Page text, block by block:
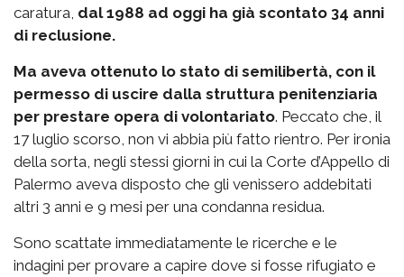
caratura, dal 1988 ad oggi ha già scontato 34 anni
di reclusione.
Ma aveva ottenuto lo stato di semilibertà, con il
permesso di uscire dalla struttura penitenziaria
per prestare opera di volontariato. Peccato che, il
17 luglio scorso, non vi abbia più fatto rientro. Per ironia
della sorta, negli stessi giorni in cui la Corte d’Appello di
Palermo aveva disposto che gli venissero addebitati
altri 3 anni e 9 mesi per una condanna residua.
Sono scattate immediatamente le ricerche e le
indagini per provare a capire dove si fosse rifugiato e